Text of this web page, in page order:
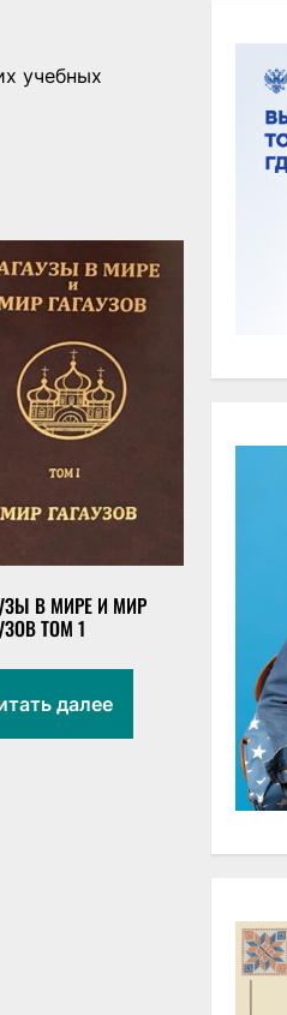
учебных
В МИРЕ И МИР
TOM 1
далее